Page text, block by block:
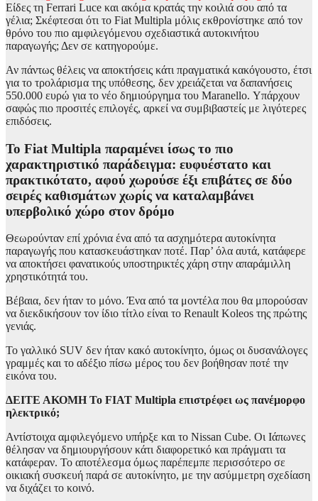
Είδες τη Ferrari Luce και ακόμα κρατάς την κοιλιά σου από τα
γέλια; Σκέφτεσαι ότι το Fiat Multipla μόλις εκθρονίστηκε από τον
θρόνο του πιο αμφιλεγόμενου σχεδιαστικά αυτοκινήτου
παραγωγής; Δεν σε κατηγορούμε.
Αν πάντως θέλεις να αποκτήσεις κάτι πραγματικά κακόγουστο, έτσι
για το τρολάρισμα της υπόθεσης, δεν χρειάζεται να δαπανήσεις
550.000 ευρώ για το νέο δημιούργημα του Maranello. Υπάρχουν
σαφώς πιο προσιτές επιλογές, αρκεί να συμβιβαστείς με λιγότερες
επιδόσεις.
Το Fiat Multipla παραμένει ίσως το πιο
χαρακτηριστικό παράδειγμα: ευφυέστατο και
πρακτικότατο, αφού χωρούσε έξι επιβάτες σε δύο
σειρές καθισμάτων χωρίς να καταλαμβάνει
υπερβολικό χώρο στον δρόμο
Θεωρούνταν επί χρόνια ένα από τα ασχημότερα αυτοκίνητα
παραγωγής που κατασκευάστηκαν ποτέ. Παρ’ όλα αυτά, κατάφερε
να αποκτήσει φανατικούς υποστηρικτές χάρη στην απαράμιλλη
χρηστικότητά του.
Βέβαια, δεν ήταν το μόνο. Ένα από τα μοντέλα που θα μπορούσαν
να διεκδικήσουν τον ίδιο τίτλο είναι το Renault Koleos της πρώτης
γενιάς.
Το γαλλικό SUV δεν ήταν κακό αυτοκίνητο, όμως οι δυσανάλογες
γραμμές και το αδέξιο πίσω μέρος του δεν βοήθησαν ποτέ την
εικόνα του.
ΔΕΙΤΕ ΑΚΟΜΗ Το FIAT Multipla επιστρέφει ως πανέμορφο
ηλεκτρικό;
Αντίστοιχα αμφιλεγόμενο υπήρξε και το Nissan Cube. Οι Ιάπωνες
θέλησαν να δημιουργήσουν κάτι διαφορετικό και πράγματι τα
κατάφεραν. Το αποτέλεσμα όμως παρέπεμπε περισσότερο σε
οικιακή συσκευή παρά σε αυτοκίνητο, με την ασύμμετρη σχεδίαση
να διχάζει το κοινό.